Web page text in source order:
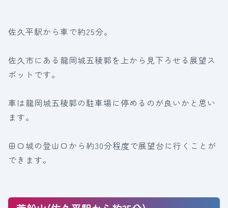
佐久平駅から車で約25分。
佐久市にある龍岡城五稜郭を上から見下ろせる展望ス
ポットです。
車は龍岡城五稜郭の駐車場に停めるのが良いかと思い
ます。
田口城の登山口から約30分程度で展望台に行くことが
できます。